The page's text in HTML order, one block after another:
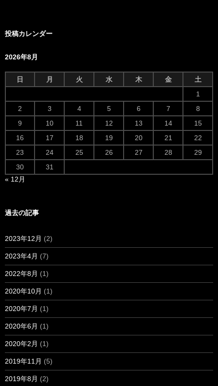
投稿カレンダー
2026年8月
日 月 火 水 木 金
土
1
2
3 4 5 6 7
8
9
10 11 12 13 14
15
16
17 18 19 20 21
22
23
24 25 26 27 28
29
30
31
« 12月
過去の記事
2023年12月 (2)
2023年4月 (7)
2022年8月 (1)
2020年10月 (1)
2020年7月 (1)
2020年6月 (1)
2020年2月 (1)
2019年11月 (5)
2019年8月 (2)